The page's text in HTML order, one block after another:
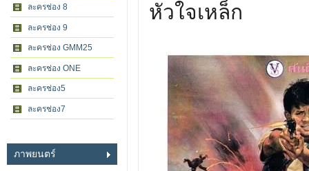
ละครช่อง 8
ละครช่อง 9
ละครช่อง GMM25
ละครช่อง ONE
ละครช่อง5
ละครช่อง7
ภาพยนตร์
หัวใจเหล็ก